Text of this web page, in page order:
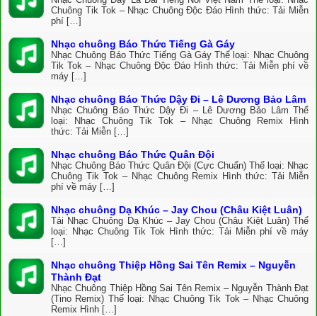
Chuông Tik Tok – Nhạc Chuông Độc Đáo Hình thức: Tải Miễn
phí […]
Nhạc chuông Báo Thức Tiếng Gà Gáy
Nhạc Chuông Báo Thức Tiếng Gà Gáy Thể loại: Nhạc Chuông
Tik Tok – Nhạc Chuông Độc Đáo Hình thức: Tải Miễn phí về
máy […]
Nhạc chuông Báo Thức Dậy Đi – Lê Dương Bảo Lâm
Nhạc Chuông Báo Thức Dậy Đi – Lê Dương Bảo Lâm Thể
loại: Nhạc Chuông Tik Tok – Nhạc Chuông Remix Hình
thức: Tải Miễn […]
Nhạc chuông Báo Thức Quân Đội
Nhạc Chuông Báo Thức Quân Đội (Cực Chuẩn) Thể loại: Nhạc
Chuông Tik Tok – Nhạc Chuông Remix Hình thức: Tải Miễn
phí về máy […]
Nhạc chuông Dạ Khúc – Jay Chou (Châu Kiệt Luân)
Tải Nhạc Chuông Dạ Khúc – Jay Chou (Châu Kiệt Luân) Thể
loại: Nhạc Chuông Tik Tok Hình thức: Tải Miễn phí về máy
[…]
Nhạc chuông Thiệp Hồng Sai Tên Remix – Nguyễn
Thành Đạt
Nhạc Chuông Thiệp Hồng Sai Tên Remix – Nguyễn Thành Đạt
(Tino Remix) Thể loại: Nhạc Chuông Tik Tok – Nhạc Chuông
Remix Hình […]